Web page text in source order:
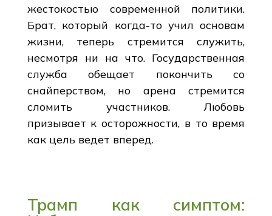
жестокостью современной политики.
Брат, который когда-то учил основам
жизни, теперь стремится служить,
несмотря ни на что. Государственная
служба обещает покончить со
снайперством, но арена стремится
сломить участников. Любовь
призывает к осторожности, в то время
как цель ведет вперед.
Трамп как симптом: